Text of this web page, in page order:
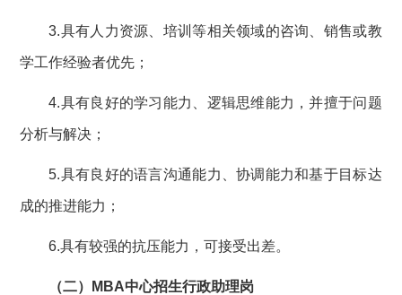
3.具有人力资源、培训等相关领域的咨询、销售或教
学工作经验者优先；
4.具有良好的学习能力、逻辑思维能力，并擅于问题
分析与解决；
5.具有良好的语言沟通能力、协调能力和基于目标达
成的推进能力；
6.具有较强的抗压能力，可接受出差。
（二）MBA中心招生行政助理岗